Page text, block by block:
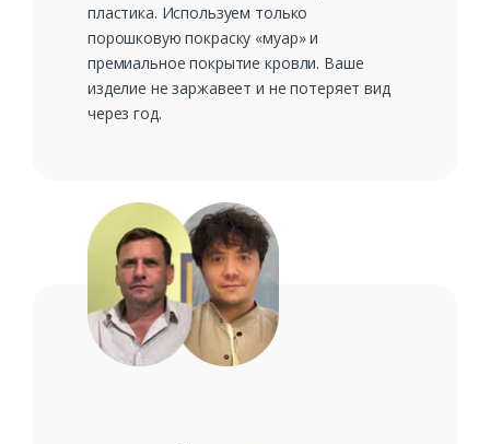
пластика. Используем только
порошковую покраску «муар» и
премиальное покрытие кровли. Ваше
изделие не заржавеет и не потеряет вид
через год.